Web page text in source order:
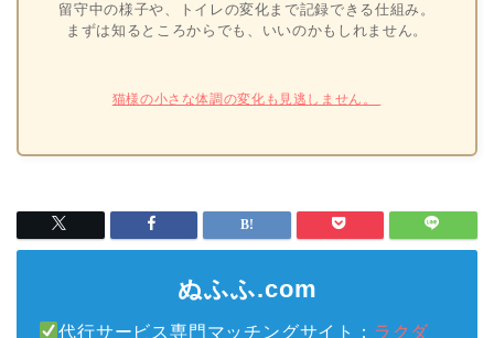
留守中の様子や、トイレの変化まで記録できる仕組み。
まずは知るところからでも、いいのかもしれません。
猫様の小さな体調の変化も見逃しません。
ぬふふ.com
代行サービス専門マッチングサイト： ラクダ